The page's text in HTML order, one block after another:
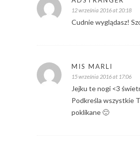
12 września 2016 at 20:18
Cudnie wyglądasz!
MIS MARLI
15 września 2016 at 17:06
Jejku te nogi <3
Podkreśla wszystkie
poklikane 🙂